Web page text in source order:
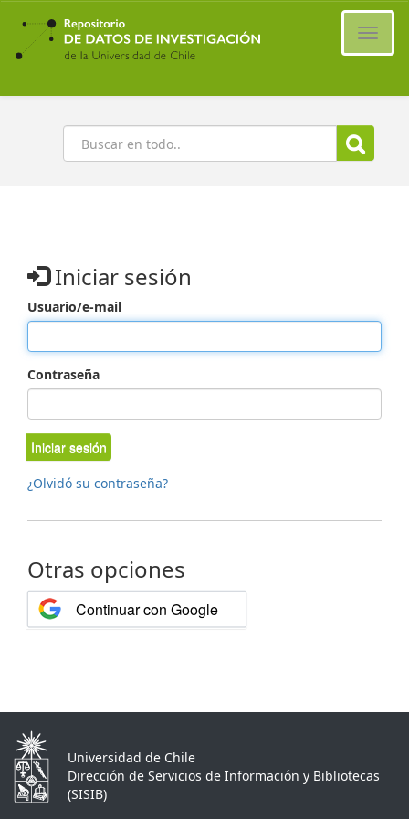
Ir
contenido
principal
Buscar
Iniciar sesión
Usuario/e-mail
Contraseña
Iniciar sesión
¿Olvidó su contraseña?
Otras opciones
Continuar con Google
Universidad de Chile
Dirección de Servicios de Información y Bibliotecas
(SISIB)